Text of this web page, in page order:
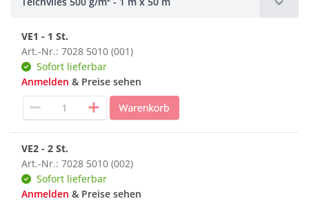
VE1 - 1 St.
Art.-Nr.: 7028 5010 (001)
Sofort lieferbar
Anmelden & Preise sehen
VE2 - 2 St.
Art.-Nr.: 7028 5010 (002)
Sofort lieferbar
Anmelden & Preise sehen